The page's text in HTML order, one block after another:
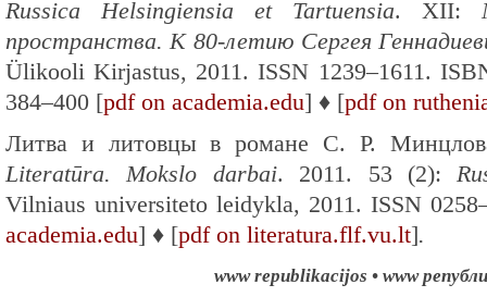
Russica Helsingiensia et Tartuensia. XII:
пространства. К 80-летию Сергея
Ülikooli Kirjastus, 2011. ISSN 1239–1611.
384–400 [pdf on academia.edu] ♦ [pdf on
Литва и литовцы в романе С. Р.
Literatūra. Mokslo darbai. 2011. 53 (2):
Vilniaus universiteto leidykla, 2011. ISSN
academia.edu] ♦ [pdf on literatura.flf.vu.lt].
www republikacijos • www